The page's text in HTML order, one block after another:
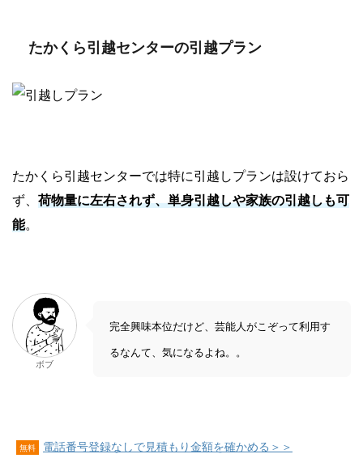
たかくら引越センターの引越プラン
たかくら引越センターでは特に引越しプランは設けておら
ず、 荷物量に左右されず、単身引越しや家族の引越しも可
能。
ボブ
完全興味本位だけど、芸能人がこぞって利用す
るなんて、気になるよね。。
無料 電話番号登録なしで見積もり金額を確かめる＞＞